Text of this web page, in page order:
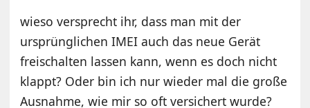
wieso versprecht ihr, dass man mit der
ursprünglichen IMEI auch das neue Gerät
freischalten lassen kann, wenn es doch nicht
klappt? Oder bin ich nur wieder mal die große
Ausnahme, wie mir so oft versichert wurde?